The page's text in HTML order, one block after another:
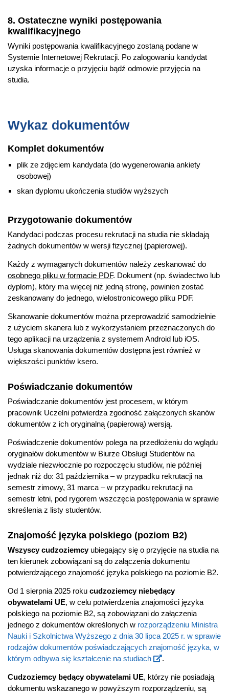
8. Ostateczne wyniki postępowania
kwalifikacyjnego
Wyniki postępowania kwalifikacyjnego zostaną podane w
Systemie Internetowej Rekrutacji. Po zalogowaniu kandydat
uzyska informacje o przyjęciu bądź odmowie przyjęcia na
studia.
Wykaz dokumentów
Komplet dokumentów
plik ze zdjęciem kandydata (do wygenerowania ankiety
osobowej)
skan dyplomu ukończenia studiów wyższych
Przygotowanie dokumentów
Kandydaci podczas procesu rekrutacji na studia nie składają
żadnych dokumentów w wersji fizycznej (papierowej).
Każdy z wymaganych dokumentów należy zeskanować do
osobnego pliku w formacie PDF. Dokument (np. świadectwo lub
dyplom), który ma więcej niż jedną stronę, powinien zostać
zeskanowany do jednego, wielostronicowego pliku PDF.
Skanowanie dokumentów można przeprowadzić samodzielnie
z użyciem skanera lub z wykorzystaniem przeznaczonych do
tego aplikacji na urządzenia z systemem Android lub iOS.
Usługa skanowania dokumentów dostępna jest również w
większości punktów ksero.
Poświadczanie dokumentów
Poświadczanie dokumentów jest procesem, w którym
pracownik Uczelni potwierdza zgodność załączonych skanów
dokumentów z ich oryginalną (papierową) wersją.
Poświadczenie dokumentów polega na przedłożeniu do wglądu
oryginałów dokumentów w Biurze Obsługi Studentów na
wydziale niezwłocznie po rozpoczęciu studiów, nie później
jednak niż do: 31 października – w przypadku rekrutacji na
semestr zimowy, 31 marca – w przypadku rekrutacji na
semestr letni, pod rygorem wszczęcia postępowania w sprawie
skreślenia z listy studentów.
Znajomość języka polskiego (poziom B2)
Wszyscy cudzoziemcy ubiegający się o przyjęcie na studia na
ten kierunek zobowiązani są do załączenia dokumentu
potwierdzającego znajomość języka polskiego na poziomie B2.
Od 1 sierpnia 2025 roku cudzoziemcy niebędący
obywatelami UE, w celu potwierdzenia znajomości języka
polskiego na poziomie B2, są zobowiązani do załączenia
jednego z dokumentów określonych w rozporządzeniu Ministra
Nauki i Szkolnictwa Wyższego z dnia 30 lipca 2025 r. w sprawie
rodzajów dokumentów poświadczających znajomość języka, w
którym odbywa się kształcenie na studiach
.
Cudzoziemcy będący obywatelami UE, którzy nie posiadają
dokumentu wskazanego w powyższym rozporządzeniu, są